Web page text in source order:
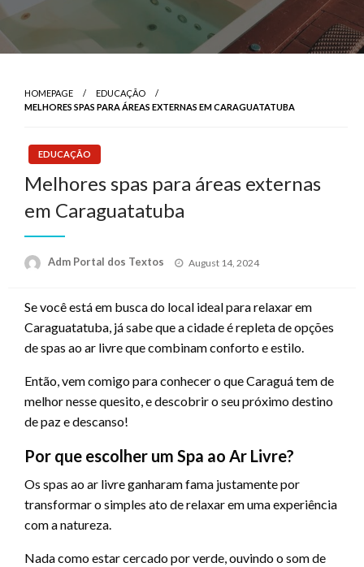
HOMEPAGE
EDUCAÇÃO
MELHORES SPAS PARA ÁREAS EXTERNAS EM CARAGUATATUBA
EDUCAÇÃO
Melhores spas para áreas externas
em Caraguatatuba
Adm Portal dos Textos
Posted
August 14, 2024
Se você está em busca do local ideal para relaxar em
Caraguatatuba, já sabe que a cidade é repleta de opções
de spas ao ar livre que combinam conforto e estilo.
Então, vem comigo para conhecer o que Caraguá tem de
melhor nesse quesito, e descobrir o seu próximo destino
de paz e descanso!
Por que escolher um Spa ao Ar Livre?
Os spas ao ar livre ganharam fama justamente por
transformar o simples ato de relaxar em uma experiência
com a natureza.
Nada como estar cercado por verde, ouvindo o som de